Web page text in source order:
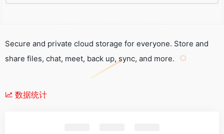
Secure and private cloud storage for everyone. Store and
share files, chat, meet, back up, sync, and more.
数据统计